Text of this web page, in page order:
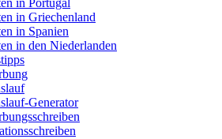
in Portugal
in Griechenland
in Spanien
in den Niederlanden
Generator